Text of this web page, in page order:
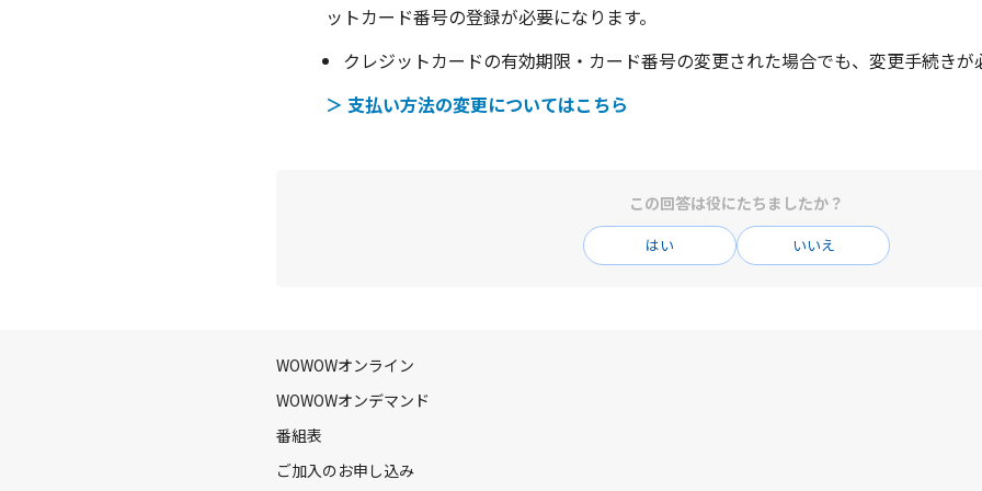
ットカード番号の登録が必要になります。
クレジットカードの有効期限・カード番号の変更された場合でも、変更手続きが
＞ 支払い方法の変更についてはこちら
この回答は役にたちましたか？
はい いいえ
WOWOWオンライン
WOWOWオンデマンド
番組表
ご加入のお申し込み